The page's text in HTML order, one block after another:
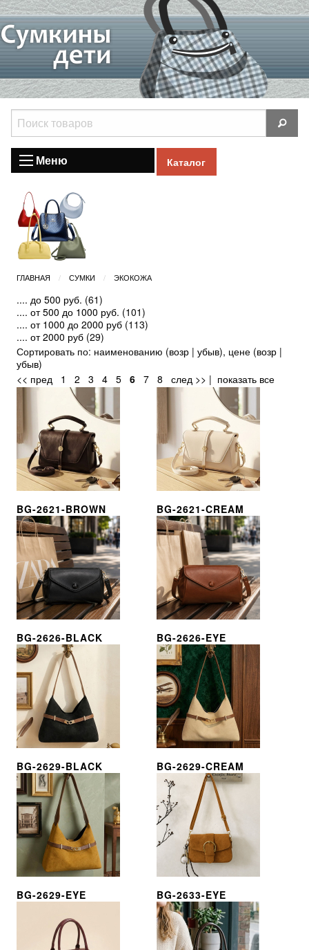
Меню Каталог
ГЛАВНАЯ СУМКИ ЭКОКОЖА
.... до 500 руб. (61)
.... от 500 до 1000 руб. (101)
.... от 1000 до 2000 руб (113)
.... от 2000 руб (29)
Сортировать по: наименованию (возр | убыв), цене (возр |
убыв)
<< пред
1 2 3 4 5 6 7 8 след >> | показать все
BG-2621-BROWN BG-2621-CREAM
BG-2626-BLACK BG-2626-EYE
BG-2629-BLACK BG-2629-CREAM
BG-2629-EYE BG-2633-EYE